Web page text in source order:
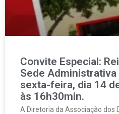
Convite Especial:
Sede Administrativa
sexta-feira, dia 14
às 16h30min.
A Diretoria da Associação dos